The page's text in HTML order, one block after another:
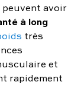
avoir
à long
très
et
rapidement